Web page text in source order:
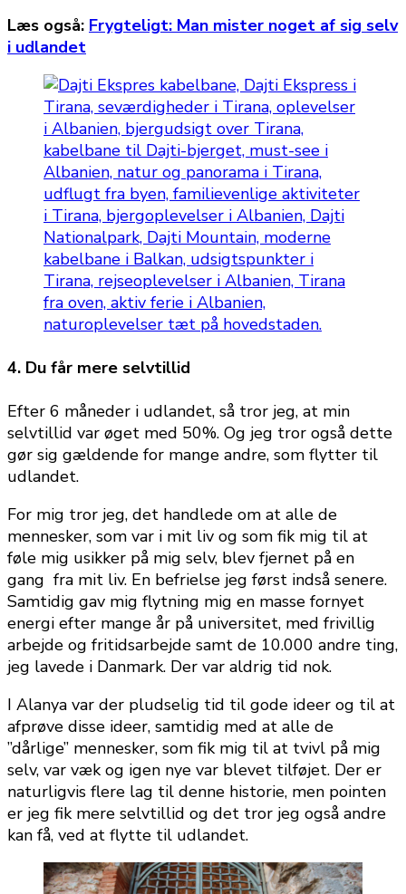
Læs også: Frygteligt: Man mister noget af sig selv
i udlandet
4. Du får mere selvtillid
Efter 6 måneder i udlandet, så tror jeg, at min
selvtillid var øget med 50%. Og jeg tror også dette
gør sig gældende for mange andre, som flytter til
udlandet.
For mig tror jeg, det handlede om at alle de
mennesker, som var i mit liv og som fik mig til at
føle mig usikker på mig selv, blev fjernet på en
gang fra mit liv. En befrielse jeg først indså senere.
Samtidig gav mig flytning mig en masse fornyet
energi efter mange år på universitet, med frivillig
arbejde og fritidsarbejde samt de 10.000 andre ting,
jeg lavede i Danmark. Der var aldrig tid nok.
I Alanya var der pludselig tid til gode ideer og til at
afprøve disse ideer, samtidig med at alle de
”dårlige” mennesker, som fik mig til at tvivl på mig
selv, var væk og igen nye var blevet tilføjet. Der er
naturligvis flere lag til denne historie, men pointen
er jeg fik mere selvtillid og det tror jeg også andre
kan få, ved at flytte til udlandet.